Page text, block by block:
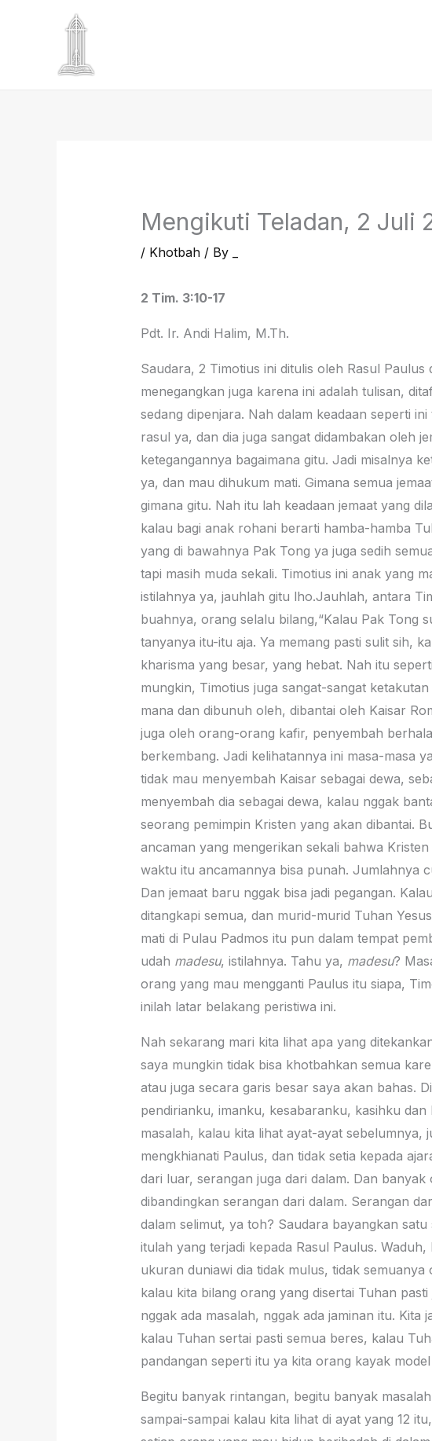
Mengikuti Teladan, 2 Juli
/ Khotbah/ By
2 Tim. 3:10-17
Pdt. Ir. Andi Halim, M.Th.
Saudara, 2 Timotius ini ditulis oleh Rasul
menegangkan juga karena ini adalah tulisan,
sedang dipenjara. Nah dalam keadaan seperti
rasul ya, dan dia juga sangat didambakan oleh
ketegangannya bagaimana gitu. Jadi misalnya
ya, dan mau dihukum mati. Gimana semua
gimana gitu. Nah itu lah keadaan jemaat yang
kalau bagi anak rohani berarti hamba-hamba
yang di bawahnya Pak Tong ya juga sedih
tapi masih muda sekali. Timotius ini anak yang
istilahnya ya, jauhlah gitu lho.Jauhlah, antara
buahnya, orang selalu bilang,“Kalau Pak Tong
tanyanya itu-itu aja. Ya memang pasti sulit sih,
kharisma yang besar, yang hebat. Nah itu
mungkin, Timotius juga sangat-sangat
mana dan dibunuh oleh, dibantai oleh Kaisar
juga oleh orang-orang kafir, penyembah
berkembang. Jadi kelihatannya ini masa-masa
tidak mau menyembah Kaisar sebagai dewa,
menyembah dia sebagai dewa, kalau nggak
seorang pemimpin Kristen yang akan dibantai.
ancaman yang mengerikan sekali bahwa
waktu itu ancamannya bisa punah. Jumlahnya
Dan jemaat baru nggak bisa jadi pegangan.
ditangkapi semua, dan murid-murid Tuhan
mati di Pulau Padmos itu pun dalam tempat
udah madesu, istilahnya. Tahu ya, madesu?
orang yang mau mengganti Paulus itu siapa,
inilah latar belakang peristiwa ini.
Nah sekarang mari kita lihat apa yang
saya mungkin tidak bisa khotbahkan semua
atau juga secara garis besar saya akan bahas.
pendirianku, imanku, kesabaranku, kasihku
masalah, kalau kita lihat ayat-ayat sebelumnya,
mengkhianati Paulus, dan tidak setia kepada
dari luar, serangan juga dari dalam. Dan
dibandingkan serangan dari dalam. Serangan
dalam selimut, ya toh? Saudara bayangkan
itulah yang terjadi kepada Rasul Paulus.
ukuran duniawi dia tidak mulus, tidak
kalau kita bilang orang yang disertai Tuhan
nggak ada masalah, nggak ada jaminan itu.
kalau Tuhan sertai pasti semua beres, kalau
pandangan seperti itu ya kita orang kayak
Begitu banyak rintangan, begitu banyak
sampai-sampai kalau kita lihat di ayat yang 12